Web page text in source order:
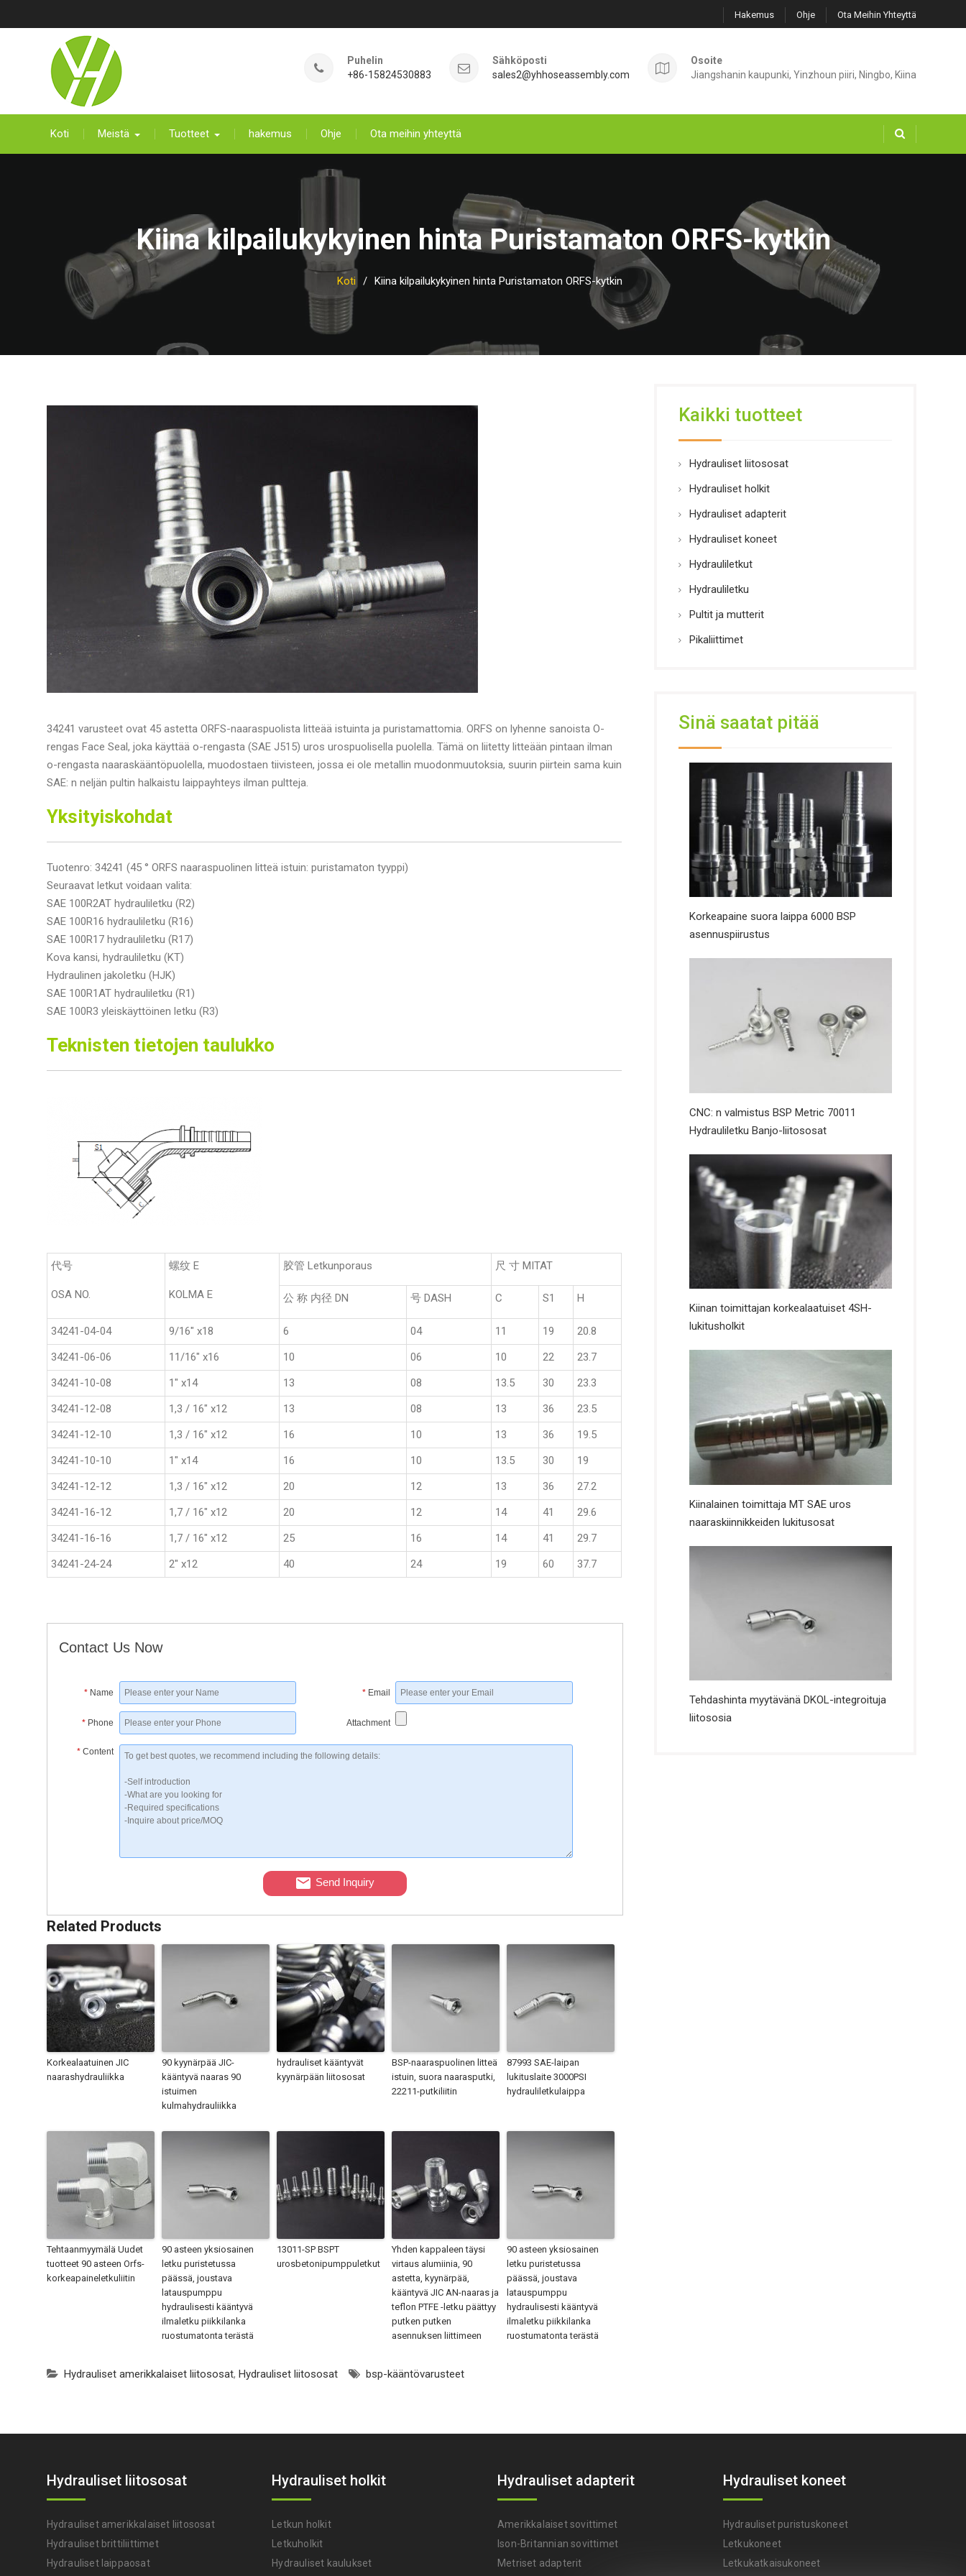
sisältöön
Hakemus Ohje Ota Meihin Yhteyttä
Puhelin
+86-15824530883
Sähköposti
sales2@yhhoseassembly.com
Osoite
Jiangshanin kaupunki, Yinzhoun piiri, Ningbo, Kiina
Koti Meistä Tuotteet hakemus Ohje Ota meihin yhteyttä
Kiina kilpailukykyinen hinta Puristamaton ORFS-kytkin
Koti Kiina kilpailukykyinen hinta Puristamaton ORFS-kytkin
34241 varusteet ovat 45 astetta ORFS-naaraspuolista litteää istuinta ja puristamattomia. ORFS on lyhenne sanoista O-
rengas Face Seal, joka käyttää o-rengasta (SAE J515) uros urospuolisella puolella. Tämä on liitetty litteään pintaan ilman
o-rengasta naaraskääntöpuolella, muodostaen tiivisteen, jossa ei ole metallin muodonmuutoksia, suurin piirtein sama kuin
SAE: n neljän pultin halkaistu laippayhteys ilman pultteja.
Yksityiskohdat
Tuotenro: 34241 (45 ° ORFS naaraspuolinen litteä istuin: puristamaton tyyppi)
Seuraavat letkut voidaan valita:
SAE 100R2AT hydrauliletku (R2)
SAE 100R16 hydrauliletku (R16)
SAE 100R17 hydrauliletku (R17)
Kova kansi, hydrauliletku (KT)
Hydraulinen jakoletku (HJK)
SAE 100R1AT hydrauliletku (R1)
SAE 100R3 yleiskäyttöinen letku (R3)
Teknisten tietojen taulukko
代号
OSA NO.
螺纹 E
KOLMA E
胶管 Letkunporaus 尺 寸 MITAT
公 称 内径 DN 号 DASH C S1 H
34241-04-04 9/16" x18 6 04 11 19
20.8
34241-06-06
11/16" x16 10 06 10 22
23.7
34241-10-08
1" x14 13 08 13.5 30
23.3
34241-12-08
1,3 / 16" x12 13 08 13 36
23.5
34241-12-10
1,3 / 16" x12 16 10 13 36
19.5
34241-10-10
1" x14 16 10 13.5 30
19
34241-12-12
1,3 / 16" x12 20 12 13 36
27.2
34241-16-12
1,7 / 16" x12 20 12 14 41
29.6
34241-16-16
1,7 / 16" x12 25 16 14 41
29.7
34241-24-24
2" x12 40 24 19 60 37.7
Contact Us Now
* Name * Email
* Phone Attachment
* Content
Send Inquiry
Related Products
Korkealaatuinen JIC
naarashydrauliikka
90 kyynärpää JIC-
kääntyvä naaras 90
istuimen
kulmahydrauliikka
hydrauliset kääntyvät
kyynärpään liitososat
BSP-naaraspuolinen litteä
istuin, suora naarasputki,
22211-putkiliitin
87993 SAE-laipan
lukituslaite 3000PSI
hydrauliletkulaippa
Tehtaanmyymälä Uudet
tuotteet 90 asteen Orfs-
korkeapaineletkuliitin
90 asteen yksiosainen
letku puristetussa
päässä, joustava
latauspumppu
hydraulisesti kääntyvä
ilmaletku piikkilanka
ruostumatonta terästä
13011-SP BSPT
urosbetonipumppuletkut
Yhden kappaleen täysi
virtaus alumiinia, 90
astetta, kyynärpää,
kääntyvä JIC AN-naaras ja
teflon PTFE -letku päättyy
putken putken
asennuksen liittimeen
90 asteen yksiosainen
letku puristetussa
päässä, joustava
latauspumppu
hydraulisesti kääntyvä
ilmaletku piikkilanka
ruostumatonta terästä
Hydrauliset amerikkalaiset liitososat, Hydrauliset liitososat bsp-kääntövarusteet
Kaikki tuotteet
Hydrauliset liitososat
Hydrauliset holkit
Hydrauliset adapterit
Hydrauliset koneet
Hydrauliletkut
Hydrauliletku
Pultit ja mutterit
Pikaliittimet
Sinä saatat pitää
Korkeapaine suora laippa 6000 BSP
asennuspiirustus
CNC: n valmistus BSP Metric 70011
Hydrauliletku Banjo-liitososat
Kiinan toimittajan korkealaatuiset 4SH-
lukitusholkit
Kiinalainen toimittaja MT SAE uros
naaraskiinnikkeiden lukitusosat
Tehdashinta myytävänä DKOL-integroituja
liitososia
Hydrauliset liitososat
Hydrauliset amerikkalaiset liitososat
Hydrauliset brittiliittimet
Hydrauliset laippaosat
Hydrauliset holkit
Letkun holkit
Letkuholkit
Hydrauliset kaulukset
Hydrauliset adapterit
Amerikkalaiset sovittimet
Ison-Britannian sovittimet
Metriset adapterit
Hydrauliset koneet
Hydrauliset puristuskoneet
Letkukoneet
Letkukatkaisukoneet